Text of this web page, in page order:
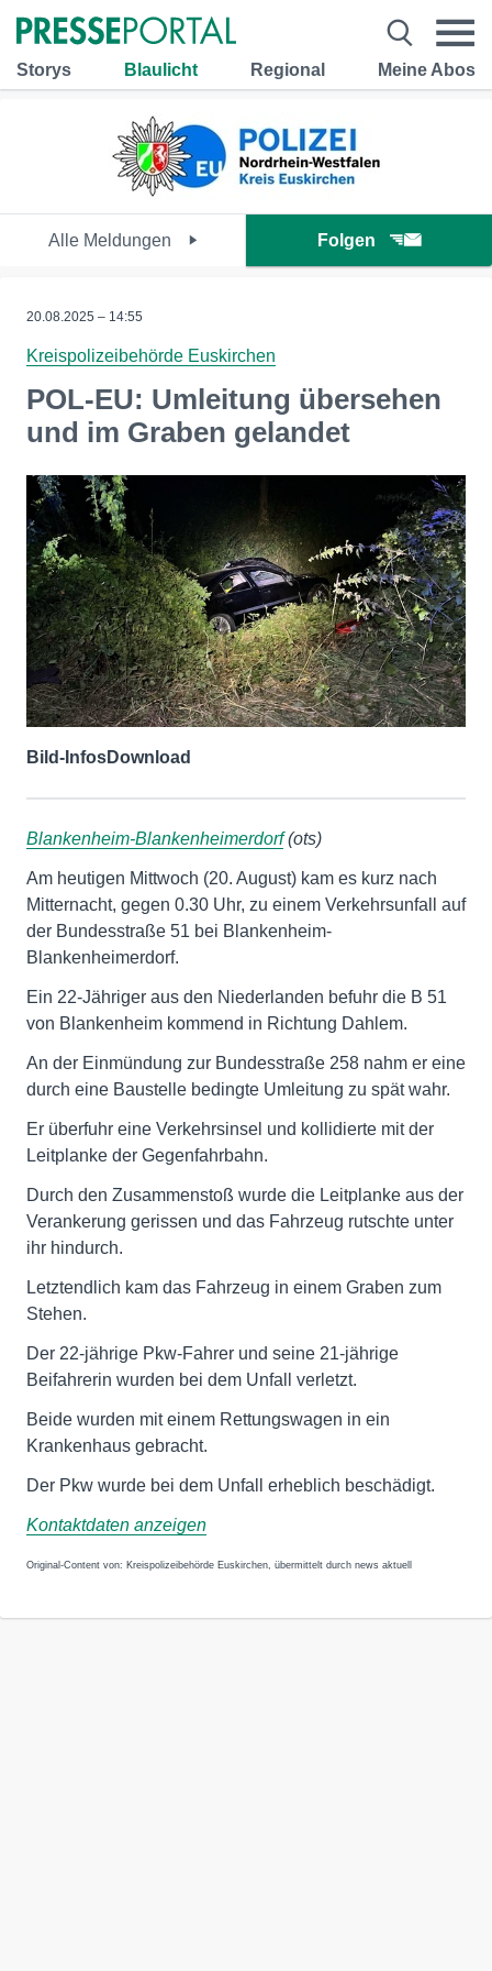
Storys Blaulicht Regional Meine Abos
Alle Meldungen Folgen
20.08.2025 – 14:55
Kreispolizeibehörde Euskirchen
POL-EU: Umleitung übersehen
und im Graben gelandet
Bild-InfosDownload
Blankenheim-Blankenheimerdorf(ots)
Am heutigen Mittwoch (20. August) kam es kurz nach
Mitternacht, gegen 0.30 Uhr, zu einem Verkehrsunfall auf
der Bundesstraße 51 bei Blankenheim-
Blankenheimerdorf.
Ein 22-Jähriger aus den Niederlanden befuhr die B 51
von Blankenheim kommend in Richtung Dahlem.
An der Einmündung zur Bundesstraße 258 nahm er eine
durch eine Baustelle bedingte Umleitung zu spät wahr.
Er überfuhr eine Verkehrsinsel und kollidierte mit der
Leitplanke der Gegenfahrbahn.
Durch den Zusammenstoß wurde die Leitplanke aus der
Verankerung gerissen und das Fahrzeug rutschte unter
ihr hindurch.
Letztendlich kam das Fahrzeug in einem Graben zum
Stehen.
Der 22-jährige Pkw-Fahrer und seine 21-jährige
Beifahrerin wurden bei dem Unfall verletzt.
Beide wurden mit einem Rettungswagen in ein
Krankenhaus gebracht.
Der Pkw wurde bei dem Unfall erheblich beschädigt.
Kontaktdaten anzeigen
Original-Content von: Kreispolizeibehörde Euskirchen, übermittelt durch news aktuell